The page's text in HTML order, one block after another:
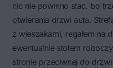
nic nie powinno stać, bo
otwierania drzwi auta.
z wieszakami, regałem na
ewentualnie stołem
stronie przeciwnej do